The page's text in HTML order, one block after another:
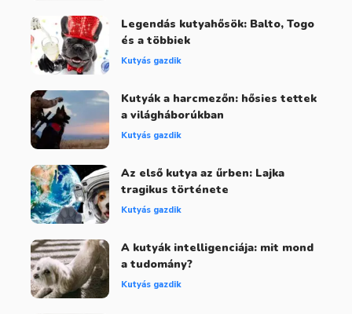
Legendás kutyahősök: Balto, Togo
és a többiek
Kutyás gazdik
Kutyák a harcmezőn: hősies tettek
a világháborúkban
Kutyás gazdik
Az első kutya az űrben: Lajka
tragikus története
Kutyás gazdik
A kutyák intelligenciája: mit mond
a tudomány?
Kutyás gazdik